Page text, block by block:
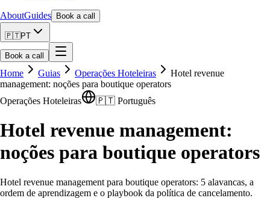
AboutGuides Book a call
🇵🇹PT
Book a call
Home Guias Operações Hoteleiras
Hotel revenue
management: noções para boutique operators
Operações Hoteleiras
🇵🇹 Português
Hotel revenue management:
noções para boutique operators
Hotel revenue management para boutique operators: 5 alavancas, a
ordem de aprendizagem e o playbook da política de cancelamento.